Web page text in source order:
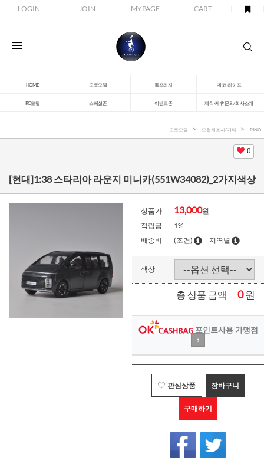
LOGIN JOIN MYPAGE CART
HOME 오토모델 돌프라자 데코-라이프
RC모델 스페셜존 이벤트존 제작-제휴문의/회사소개
오토모델 모형제조사/기타 PINO
0
[현대]1:38 스타리아 라운지 미니카(551W34082)_2가지색상
상품가 13,000원
적립금
1%
배송비
(조건) 지역별
색상
총 상품 금액 0원
포인트사용 가맹점
?
관심상품 장바구니
구매하기